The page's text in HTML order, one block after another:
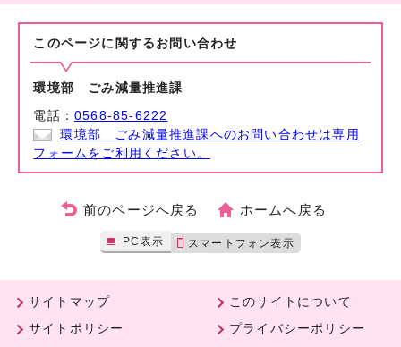
このページに関する お問い合わせ
環境部 ごみ減量推進課
電話：0568-85-6222
環境部 ごみ減量推進課へのお問い合わせは専用
フォームをご利用ください。
前のページへ戻る ホームへ戻る
PC表示 スマートフォン表示
サイトマップ
このサイトについて
サイトポリシー
プライバシーポリシー